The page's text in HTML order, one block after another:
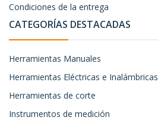
Condiciones de la entrega
CATEGORÍAS DESTACADAS
Herramientas Manuales
Herramientas Eléctricas e Inalámbricas
Herramientas de corte
Instrumentos de medición